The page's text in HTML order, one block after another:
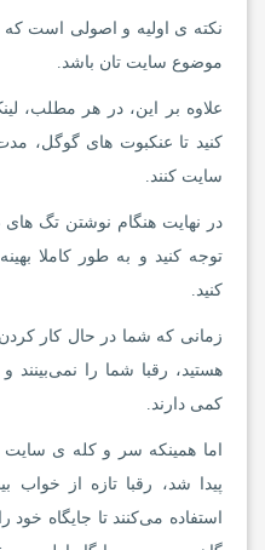
نکته ی اولیه و اصولی است که
موضوع سایت تان باشد.
علاوه بر این، در هر مطلب،
کنید تا عنکبوت های گوگل،
سایت کنند.
در نهایت هنگام نوشتن تگ های
توجه کنید و به طور کاملا
کنید.
زمانی که شما در حال کار
هستید، رقبا شما را
کمی دارند.
اما همینکه سر و کله ی
پیدا شد، رقبا تازه از خواب
استفاده می‌کنند تا جایگاه